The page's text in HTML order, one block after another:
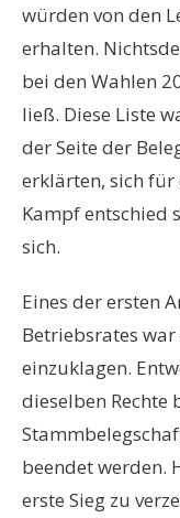
würden von den
erhalten.
bei den Wahlen
ließ. Diese Liste
der Seite der
erklärten, sich für
Kampf entschied
sich.
Eines der ersten
Betriebsrates
einzuklagen.
dieselben Rechte
beendet werden.
erste Sieg zu